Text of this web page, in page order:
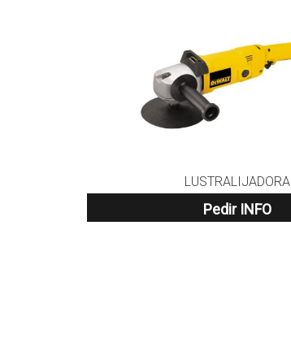
LUSTRALIJADORA
Pedir INFO